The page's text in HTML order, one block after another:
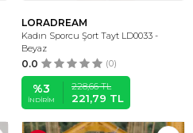
LORADREAM
Kadın Sporcu Şort Tayt LD0033 -
Beyaz
0.0 (0)
%3
İNDIRIM
228,66TL
221,79 TL